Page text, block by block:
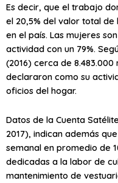
Es decir, que el trabajo
el 20,5% del valor total
en el país. Las mujeres
actividad con un 79%.
(2016) cerca de
declararon como su
oficios del hogar.
Datos de la Cuenta
2017), indican además
semanal en promedio de
dedicadas a la labor de
mantenimiento de